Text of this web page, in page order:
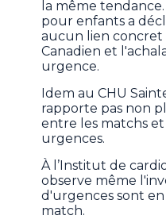
la même
pour enfants a
aucun lien concret
Canadien et
urgence.
Idem au CHU
rapporte pas non
entre les matchs et
urgences.
À l’Institut de
observe même
d'urgences sont en
match.